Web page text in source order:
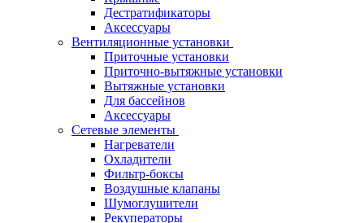
Дестратификаторы
Аксессуары
Вентиляционные установки
Приточные установки
Приточно-вытяжные установки
Вытяжные установки
Для бассейнов
Аксессуары
Сетевые элементы
Нагреватели
Охладители
Фильтр-боксы
Воздушные клапаны
Шумоглушители
Рекуператоры